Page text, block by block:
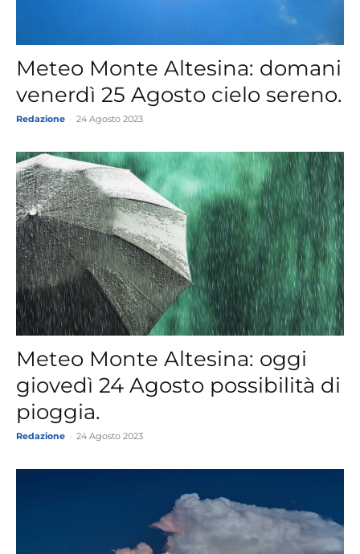
Meteo Monte Altesina: domani
venerdì 25 Agosto cielo sereno.
Redazione 24 Agosto 2023
Meteo Monte Altesina: oggi
giovedì 24 Agosto possibilità di
pioggia.
Redazione 24 Agosto 2023